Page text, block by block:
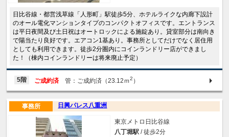
日比谷線・都営浅草線「人形町」駅徒歩5分、ホテルライクな内廊下設計
のオール電化マンションタイプのコンパクトオフィスです。エントランス
は平日夜間及び土日祝はオートロックによる施錠あり。貸室部分は南向き
で陽当たり良好です。エアコン1基あり。事務所としてだけでなく居住用
としても利用できます。徒歩2分圏内にコインランドリー店ができまし
た！（棟内コインランドリーは将来廃止予定）
5階 ご成約済 管：ご成約済（23.12ｍ2 ）
日興パレス八重洲
事務所
東京メトロ日比谷線
八丁堀駅 / 徒歩2分